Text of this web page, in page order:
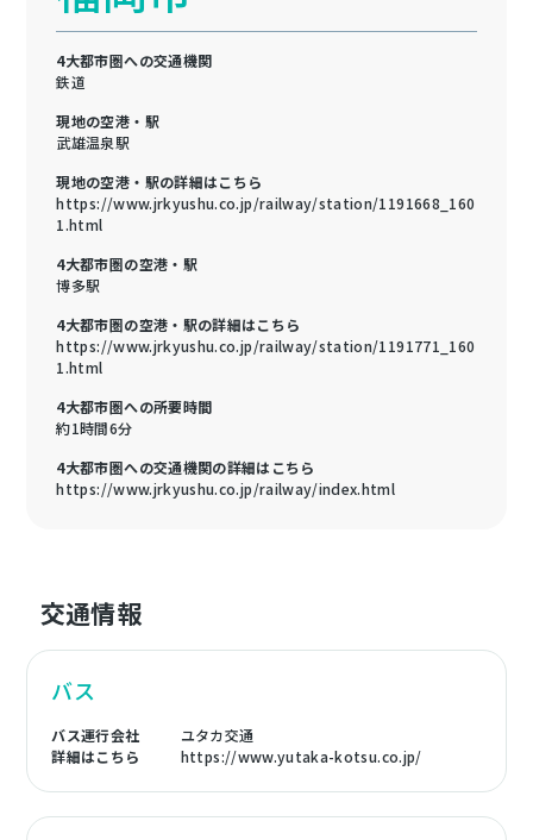
4大都市圏への交通機関
鉄道
現地の空港・駅
武雄温泉駅
現地の空港・駅の詳細はこちら
https://www.jrkyushu.co.jp/railway/station/1191668_160
1.html
4大都市圏の空港・駅
博多駅
4大都市圏の空港・駅の詳細はこちら
https://www.jrkyushu.co.jp/railway/station/1191771_160
1.html
4大都市圏への所要時間
約1時間6分
4大都市圏への交通機関の詳細はこちら
https://www.jrkyushu.co.jp/railway/index.html
交通情報
バス
バス運行会社
ユタカ交通
詳細はこちら
https://www.yutaka-kotsu.co.jp/